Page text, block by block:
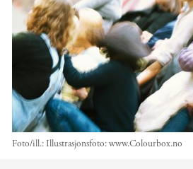
Foto/ill.:Illustrasjonsfoto: www.Colourbox.no